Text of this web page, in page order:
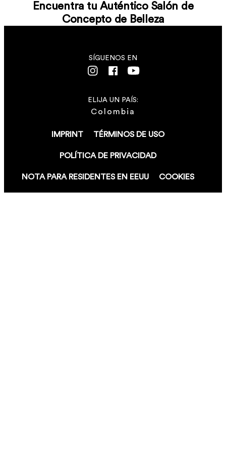
Encuentra tu Auténtico Salón de
Concepto de Belleza
IMPRINT TÉRMINOS DE USO
POLÍTICA DE PRIVACIDAD
NOTA PARA RESIDENTES EN EEUU COOKIES
ELIJA UN PAÍS:
Colombia
SÍGUENOS EN